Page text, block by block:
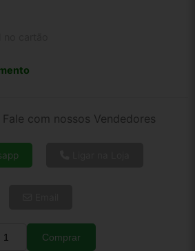
Fale com nossos Vendedores
Quantidade
Comprar